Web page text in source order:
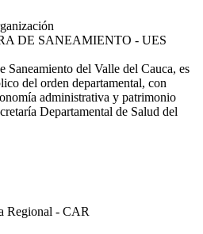
DE SANEAMIENTO - UES
Saneamiento del Valle del Cauca, es
del orden departamental, con
administrativa y patrimonio
Departamental de Salud del
Regional - CAR